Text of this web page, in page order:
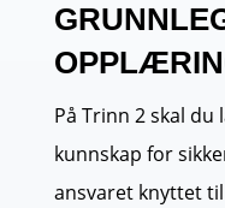
På Trinn 2 skal
kunnskap for
ansvaret knyttet